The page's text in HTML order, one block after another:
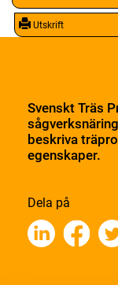
Utskrift
Svenskt Träs
beskriva
egenskaper.
Dela på